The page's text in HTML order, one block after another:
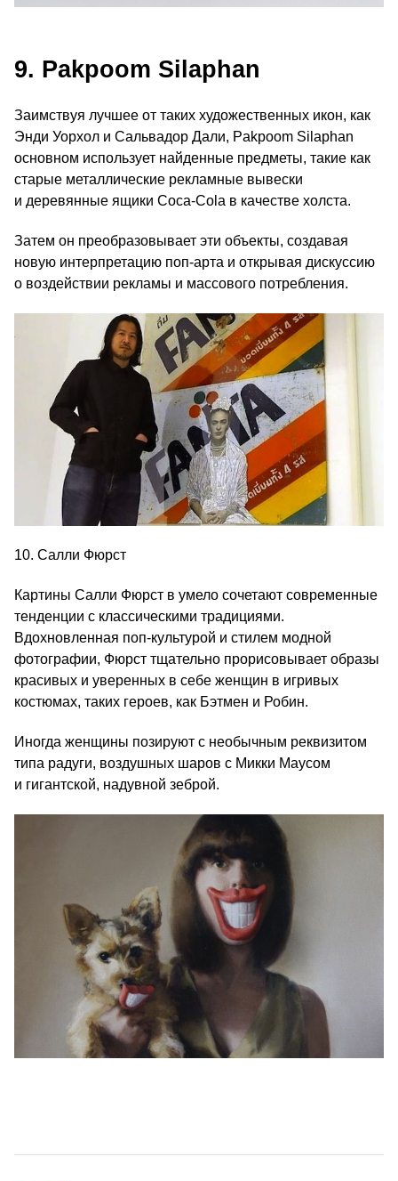
9. Pakpoom Silaphan
Заимствуя лучшее от таких художественных икон, как
Энди Уорхол и Сальвадор Дали, Pakpoom Silaphan
основном использует найденные предметы, такие как
старые металлические рекламные вывески
и деревянные ящики Coca-Cola в качестве холста.
Затем он преобразовывает эти объекты, создавая
новую интерпретацию поп-арта и открывая дискуссию
о воздействии рекламы и массового потребления.
10. Салли Фюрст
Картины Салли Фюрст в умело сочетают современные
тенденции с классическими традициями.
Вдохновленная поп-культурой и стилем модной
фотографии, Фюрст тщательно прорисовывает образы
красивых и уверенных в себе женщин в игривых
костюмах, таких героев, как Бэтмен и Робин.
Иногда женщины позируют с необычным реквизитом
типа радуги, воздушных шаров с Микки Маусом
и гигантской, надувной зеброй.